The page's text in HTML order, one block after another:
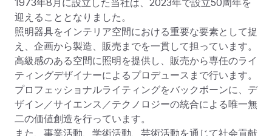
1973年8月に設立した当社は、2023年で設立50周年を
迎えることとなりました。
照明器具をインテリア空間における重要な要素として捉
え、企画から製造、販売までを一貫して担っています。
高級感のある空間に照明を提供し、販売から専任のライ
ティングデザイナーによるプロデュースまで行います。
プロフェッショナルライティングをバックボーンに、デ
ザイン／サイエンス／テクノロジーの統合による唯一無
二の価値創造を行っています。
また、事業活動、学術活動、芸術活動を通じて社会貢献